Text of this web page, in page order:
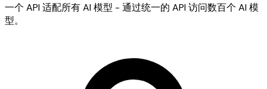
一个 API 适配所有 AI 模型 - 通过统一的 API 访问数百个 AI 模
型。